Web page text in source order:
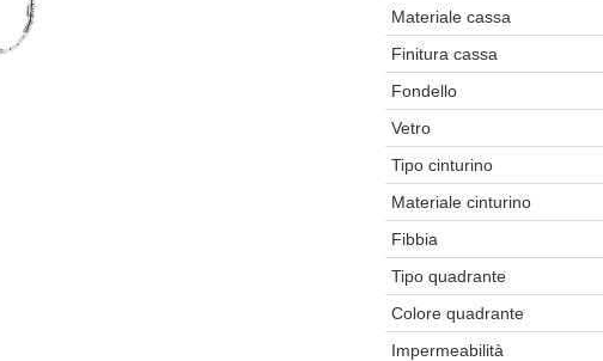
Materiale cassa
Finitura cassa
Fondello
Vetro
Tipo cinturino
Materiale cinturino
Fibbia
Tipo quadrante
Colore quadrante
Impermeabilità